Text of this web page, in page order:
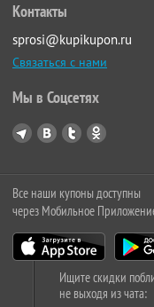
Контакты
sprosi@kupikupon.ru
Связаться с нами
Мы в Соцсетях
Все наши купоны доступны
через Мобильное
Ищите скидки
не выходя из чата: